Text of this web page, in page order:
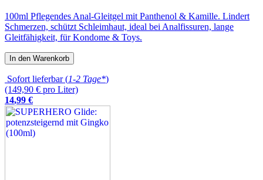
100ml Pflegendes Anal-Gleitgel mit Panthenol & Kamille. Lindert
Schmerzen, schützt Schleimhaut, ideal bei Analfissuren, lange
Gleitfähigkeit, für Kondome & Toys.
In den Warenkorb
Sofort lieferbar (1-2 Tage*)
(149,90 € pro Liter)
14,99 €